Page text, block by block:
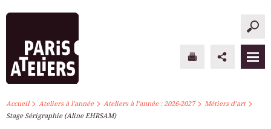
PARIS ATELIERS
Accueil> Ateliers à l’année> Ateliers à l’année : 2026-2027> Métiers d’art>
Stage Sérigraphie (Aline EHRSAM)